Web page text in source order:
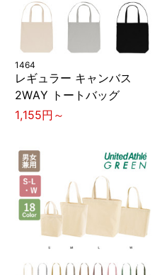
1464
レギュラー キャンバス
2WAY トートバッグ
1,155円～